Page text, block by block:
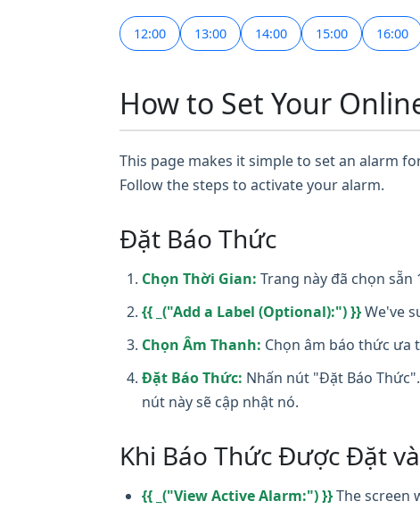
12:00 13:00 14:00 15:00 16:00
How to Set Your
This page makes it simple to set an alarm
Follow the steps to activate your alarm.
Đặt Báo Thức
Chọn Thời Gian: Trang này đã chọn sẵn
{{ _("Add a Label (Optional):") }}We've
Chọn Âm Thanh: Chọn âm báo thức ưa
Đặt Báo Thức: Nhấn nút "Đặt Báo
nút này sẽ cập nhật nó.
Khi Báo Thức Được Đặt
{{ _("View Active Alarm:") }}The screen